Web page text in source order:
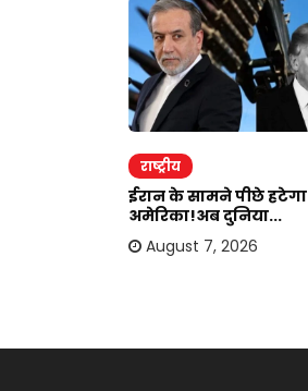
राष्ट्रीय
ईरान के सामने पीछे हटेगा
अमेरिका!अब दुनिया...
August 7, 2026